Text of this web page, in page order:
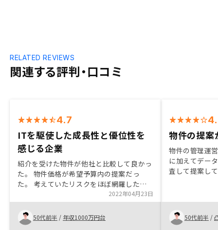
関連する評判・口コミ
RELATED REVIEWS
4.7
ITを駆使した成長性と優位性を
感じる企業
紹介を受けた物件が他社と比較して良かっ
た。 物件価格が希望予算内の提案だっ
た。 考えていたリスクをほぼ網羅したか
たちでシミュレーションを作っていただい
た。 担当営業の方の対応が満足いくもの
だった。 企業としてITに強く、将来性と
優位性を感じた。
2022年04月23日
50代前半 / 年収1000万円台
物件の提案
物件の管理運
に加えてデー
査して提案し
能と感じた。
50代前半 /